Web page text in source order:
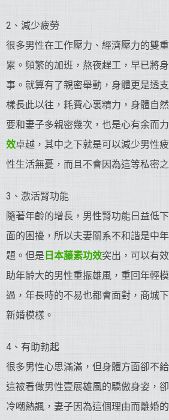
2、減少疲勞
很多男性在工作壓力、經濟壓力的雙
累。頻繁的加班，熬夜趕工，早已將
事。就算有了親密舉動，身體更是透
樣長此以往，耗費心裏精力，身體自
要和妻子多親密幾次，也是心有余而
效卓越，其中之下就是可以減少男性
性生活無憂，而且不會因為這等私密
3、激活腎功能
隨著年齡的增長，男性腎功能日益低
面的困擾，所以夫妻關系不和諧是中
題。但是 日本藤素功效突出，可以有
助年齡大的男性重振雄風，重回年輕
過，年長時的不易也都會面對，商城
新婚模樣。
4、有助勃起
很多男性心思滿滿，但身體方面卻不
這被看做男性壹展雄風的驕傲身姿，
冷嘲熱諷，妻子因為這個理由而離婚